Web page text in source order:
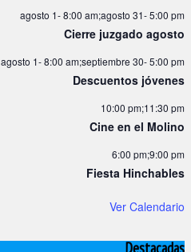
agosto 1- 8:00 am;agosto 31- 5:00 pm
Cierre juzgado agosto
agosto 1- 8:00 am;septiembre 30- 5:00 pm
Descuentos jóvenes
10:00 pm;11:30 pm
Cine en el Molino
6:00 pm;9:00 pm
Fiesta Hinchables
Ver Calendario
Destacadas